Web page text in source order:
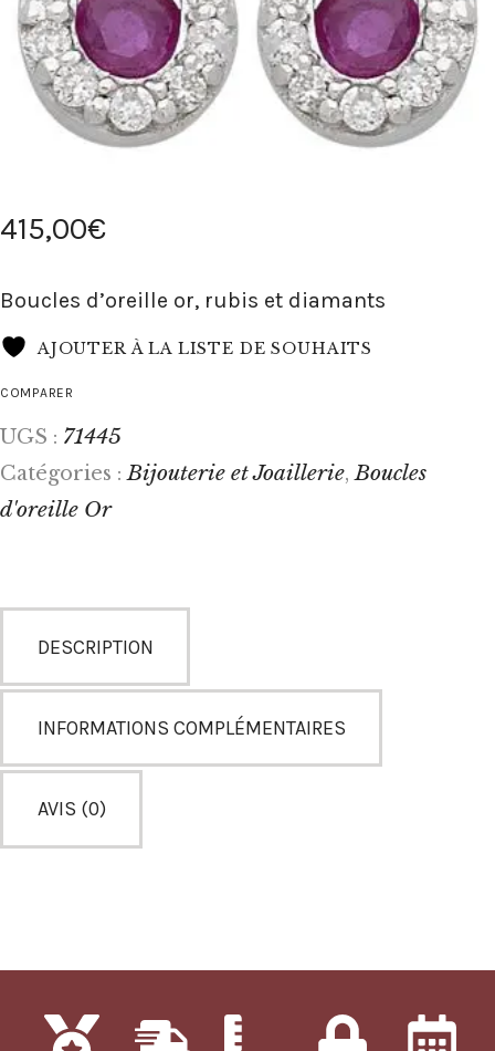
415,00€
Boucles d’oreille or, rubis et diamants
AJOUTER À LA LISTE DE SOUHAITS
COMPARER
UGS : 71445
Catégories :Bijouterie et Joaillerie,Boucles
d'oreille Or
DESCRIPTION
INFORMATIONS COMPLÉMENTAIRES
AVIS (0)